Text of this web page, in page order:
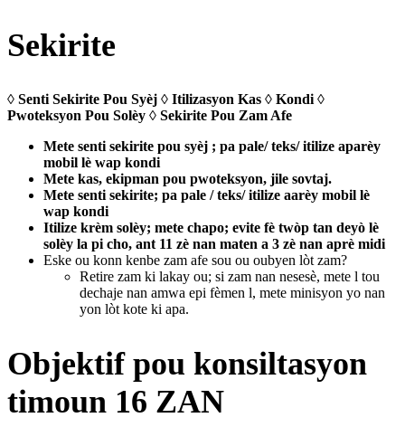
Sekirite
◊ Senti Sekirite Pou Syèj ◊ Itilizasyon Kas ◊ Kondi ◊
Pwoteksyon Pou Solèy ◊ Sekirite Pou Zam Afe
Mete senti sekirite pou syèj ; pa pale/ teks/ itilize aparèy
mobil lè wap kondi
Mete kas, ekipman pou pwoteksyon, jile sovtaj.
Mete senti sekirite; pa pale / teks/ itilize aarèy mobil lè
wap kondi
Itilize krèm solèy; mete chapo; evite fè twòp tan deyò lè
solèy la pi cho, ant 11 zè nan maten a 3 zè nan aprè midi
Eske ou konn kenbe zam afe sou ou oubyen lòt zam?
Retire zam ki lakay ou; si zam nan nesesè, mete l tou
dechaje nan amwa epi fèmen l, mete minisyon yo nan
yon lòt kote ki apa.
Objektif pou konsiltasyon
timoun 16 ZAN